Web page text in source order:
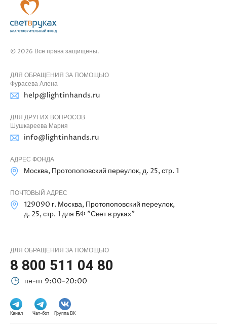
© 2026 Все права защищены.
ДЛЯ ОБРАЩЕНИЯ ЗА ПОМОЩЬЮ
Фурасева Алена
help@lightinhands.ru
ДЛЯ ДРУГИХ ВОПРОСОВ
Шушкареева Мария
info@lightinhands.ru
АДРЕС ФОНДА
Москва, Протопоповский переулок, д. 25, стр. 1
ПОЧТОВЫЙ АДРЕС
129090 г. Москва, Протопоповский переулок,
д. 25, стр. 1 для БФ "Свет в руках"
ДЛЯ ОБРАЩЕНИЯ ЗА ПОМОЩЬЮ
8 800 511 04 80
пн-пт 9:00-20:00
Канал Чат-бот Группа ВК